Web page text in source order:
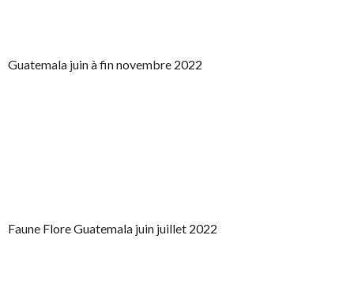
Guatemala juin à fin novembre 2022
Faune Flore Guatemala juin juillet 2022